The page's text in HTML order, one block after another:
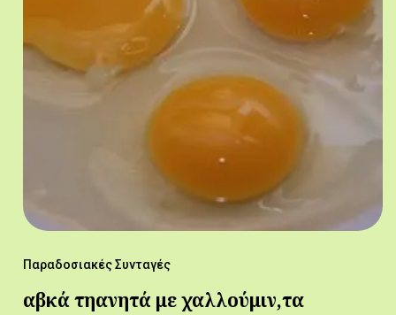
Παραδοσιακές Συνταγές
αβκά τηανητά με χαλλούμιν,τα